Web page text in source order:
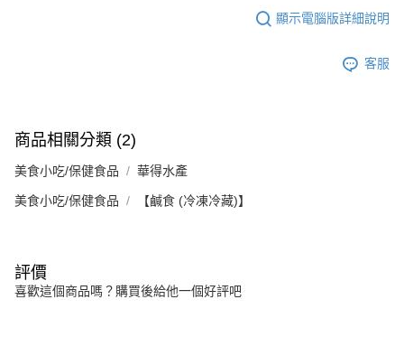
顯示電腦版詳細說明
客服
商品相關分類 (2)
美食小吃/保健食品 華得水產
美食小吃/保健食品 【鹹食 (冷凍冷藏)】
評價
喜歡這個商品嗎？購買後給他一個好評吧